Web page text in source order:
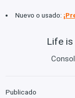
Nuevo o usado:
Life
Publicado